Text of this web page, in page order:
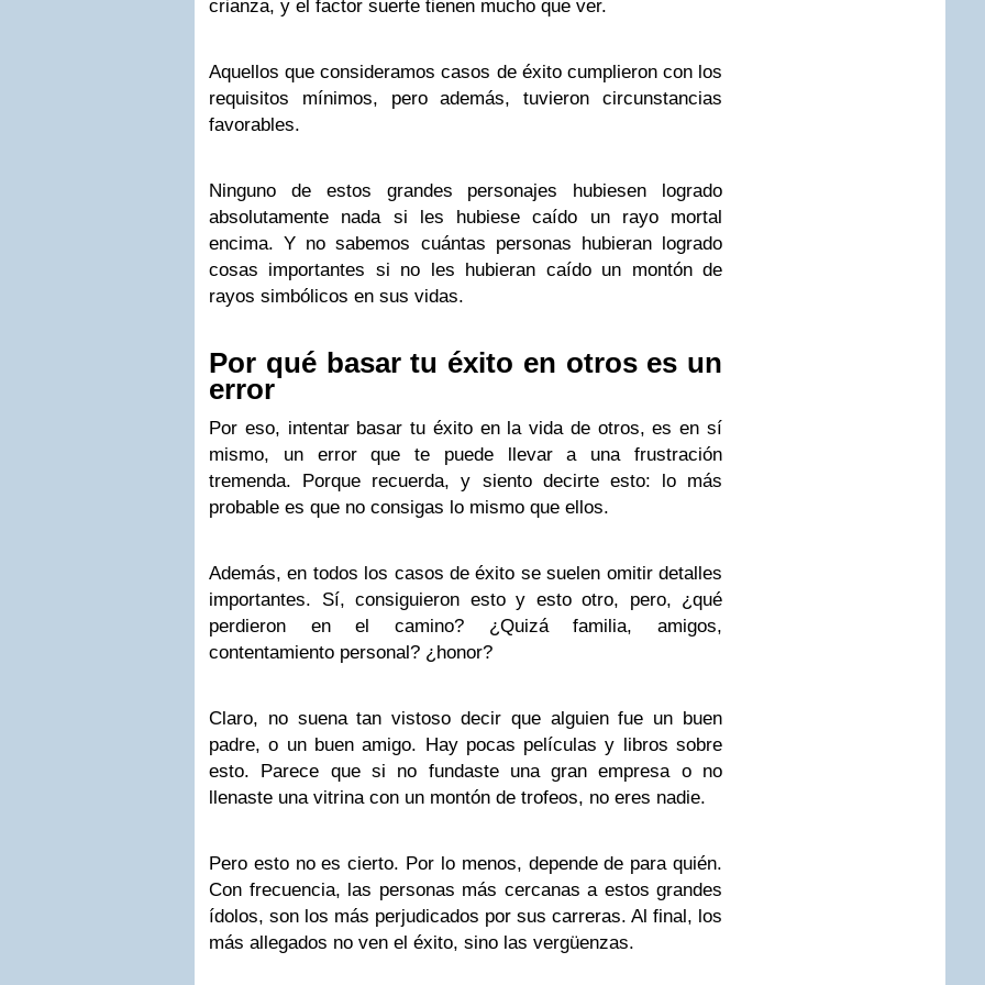
crianza, y el factor suerte tienen mucho que ver.
Aquellos que consideramos casos de éxito cumplieron con los
requisitos mínimos, pero además, tuvieron circunstancias
favorables.
Ninguno de estos grandes personajes hubiesen logrado
absolutamente nada si les hubiese caído un rayo mortal
encima. Y no sabemos cuántas personas hubieran logrado
cosas importantes si no les hubieran caído un montón de
rayos simbólicos en sus vidas.
Por qué basar tu éxito en otros es un
error
Por eso, intentar basar tu éxito en la vida de otros, es en sí
mismo, un error que te puede llevar a una frustración
tremenda. Porque recuerda, y siento decirte esto: lo más
probable es que no consigas lo mismo que ellos.
Además, en todos los casos de éxito se suelen omitir detalles
importantes. Sí, consiguieron esto y esto otro, pero, ¿qué
perdieron en el camino? ¿Quizá familia, amigos,
contentamiento personal? ¿honor?
Claro, no suena tan vistoso decir que alguien fue un buen
padre, o un buen amigo. Hay pocas películas y libros sobre
esto. Parece que si no fundaste una gran empresa o no
llenaste una vitrina con un montón de trofeos, no eres nadie.
Pero esto no es cierto. Por lo menos, depende de para quién.
Con frecuencia, las personas más cercanas a estos grandes
ídolos, son los más perjudicados por sus carreras. Al final, los
más allegados no ven el éxito, sino las vergüenzas.